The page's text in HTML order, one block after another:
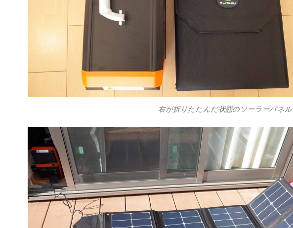
右が折りたたんだ状態のソーラーパネル